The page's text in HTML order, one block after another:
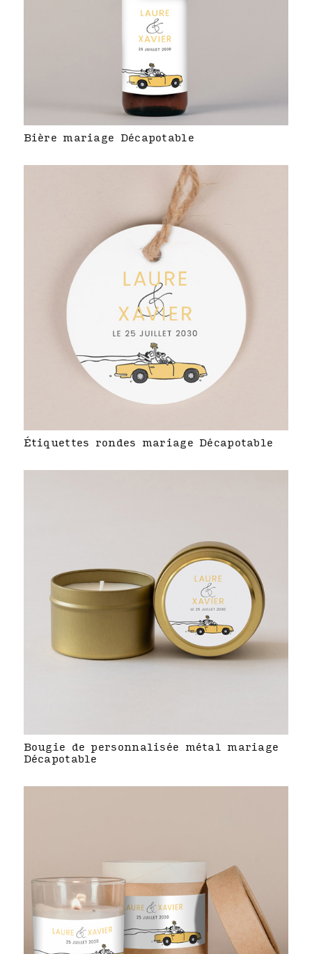
Bière mariage Décapotable
Étiquettes rondes mariage Décapotable
Bougie de personnalisée métal mariage
Décapotable